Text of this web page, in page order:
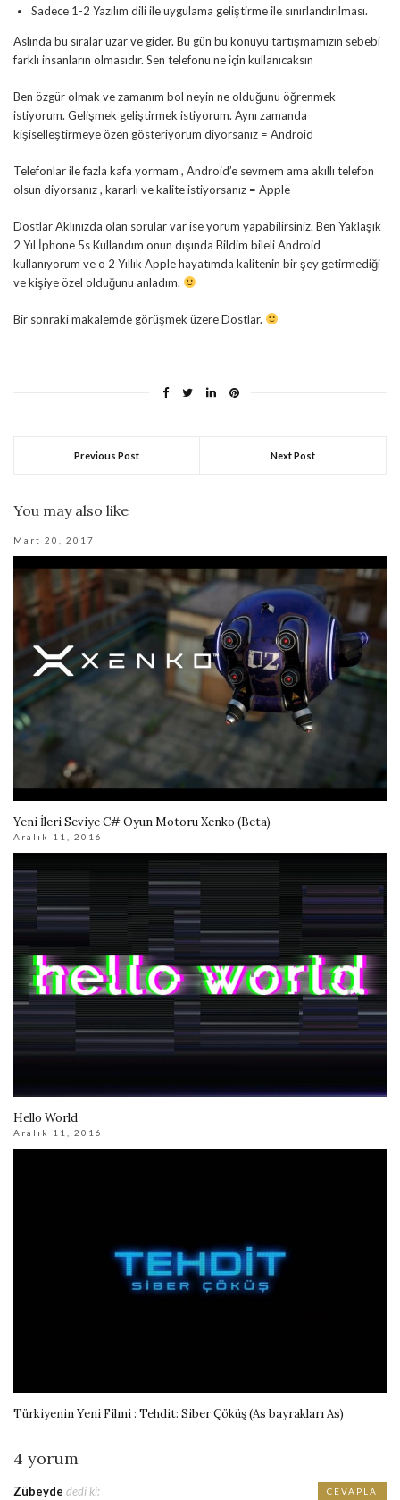
Sadece 1-2 Yazılım dili ile uygulama geliştirme ile sınırlandırılması.
Aslında bu sıralar uzar ve gider. Bu gün bu konuyu tartışmamızın sebebi
farklı insanların olmasıdır. Sen telefonu ne için kullanıcaksın
Ben özgür olmak ve zamanım bol neyin ne olduğunu öğrenmek
istiyorum. Gelişmek geliştirmek istiyorum. Aynı zamanda
kişiselleştirmeye özen gösteriyorum diyorsanız = Android
Telefonlar ile fazla kafa yormam , Android’e sevmem ama akıllı telefon
olsun diyorsanız , kararlı ve kalite istiyorsanız = Apple
Dostlar Aklınızda olan sorular var ise yorum yapabilirsiniz. Ben Yaklaşık
2 Yıl İphone 5s Kullandım onun dışında Bildim bileli Android
kullanıyorum ve o 2 Yıllık Apple hayatımda kalitenin bir şey getirmediği
ve kişiye özel olduğunu anladım.
Bir sonraki makalemde görüşmek üzere Dostlar.
Previous Post Next Post
You may also like
Mart 20, 2017
Yeni İleri Seviye C# Oyun Motoru Xenko (Beta)
Aralık 11, 2016
Hello World
Aralık 11, 2016
Türkiyenin Yeni Filmi : Tehdit: Siber Çöküş (As bayrakları As)
4 yorum
Zübeyde dedi ki: CEVAPLA